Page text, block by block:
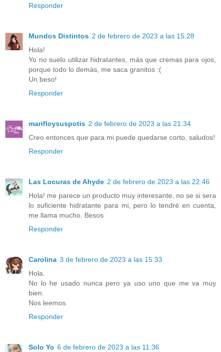
Responder
Mundos Distintos 2 de febrero de 2023 a las 15:28
Hola!
Yo no suelo utilizar hidratantes, más que cremas para ojos,
porque todo lo demás, me saca granitos :(
Un beso!
Responder
marifloysuspotis 2 de febrero de 2023 a las 21:34
Creo entonces que para mi puede quedarse corto, saludos!
Responder
Las Locuras de Ahyde 2 de febrero de 2023 a las 22:46
Hola! me parece un producto muy interesante, no se si sera
lo suficiente hidratante para mi, pero lo tendré en cuenta,
me llama mucho. Besos
Responder
Carolina 3 de febrero de 2023 a las 15:33
Hola.
No lo he usado nunca pero ya uso uno que me va muy
bien.
Nos leemos.
Responder
Solo Yo 6 de febrero de 2023 a las 11:36